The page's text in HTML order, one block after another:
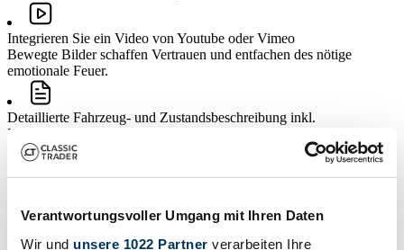
Verantwortungsvoller Umgang mit Ihren Daten
Wir und unsere 1022 Partner verarbeiten Ihre
Integrieren Sie ein Video von Youtube oder Vimeo
Bewegte Bilder schaffen Vertrauen und entfachen des nötige
emotionale Feuer.
Detaillierte Fahrzeug- und Zustandsbeschreibung inkl.
Dokumenten-Upload
Klare Informationen für mehr Transparenz und als Basis für seriöse
Anfragen.
Umfangreiche Inserats-Statistiken zur Erfolgsmessung
Optimieren Ihres Inserat für mehr Anfragen.